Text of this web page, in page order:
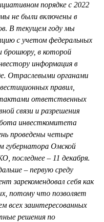
порядке с 2022
не были включены в
В текущем году мы
с учетом федеральных
брошюру, в которой
информация в
Отраслевыми органами
правил,
ответственных
связи и разрешения
инвесткомитета
проведены четыре
губернатора Омской
последнее – 11 декабря.
– первую среду
зарекомендовал себя как
потому что позволяет
всех заинтересованных
решения по